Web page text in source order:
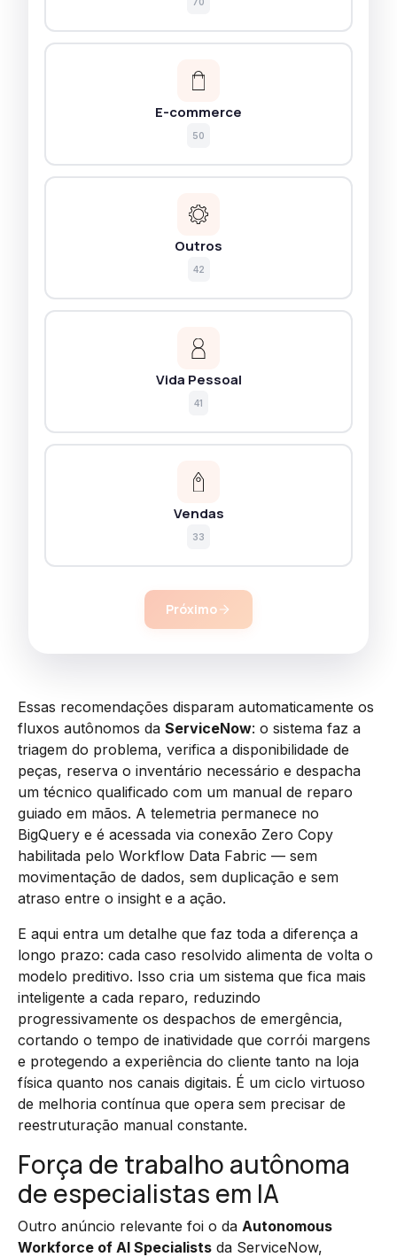
E-commerce
50
Outros
42
Vida Pessoal
41
Vendas
33
Próximo
Essas recomendações disparam automaticamente os
fluxos autônomos da ServiceNow: o sistema faz a
triagem do problema, verifica a disponibilidade de
peças, reserva o inventário necessário e despacha
um técnico qualificado com um manual de reparo
guiado em mãos. A telemetria permanece no
BigQuery e é acessada via conexão Zero Copy
habilitada pelo Workflow Data Fabric — sem
movimentação de dados, sem duplicação e sem
atraso entre o insight e a ação.
E aqui entra um detalhe que faz toda a diferença a
longo prazo: cada caso resolvido alimenta de volta o
modelo preditivo. Isso cria um sistema que fica mais
inteligente a cada reparo, reduzindo
progressivamente os despachos de emergência,
cortando o tempo de inatividade que corrói margens
e protegendo a experiência do cliente tanto na loja
física quanto nos canais digitais. É um ciclo virtuoso
de melhoria contínua que opera sem precisar de
reestruturação manual constante.
Força de trabalho autônoma
de especialistas em IA
Outro anúncio relevante foi o da Autonomous
Workforce of AI Specialists da ServiceNow,